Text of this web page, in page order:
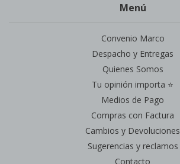
Menú
Convenio Marco
Despacho y Entregas
Quienes Somos
Tu opinión importa ⭐
Medios de Pago
Compras con Factura
Cambios y Devoluciones
Sugerencias y reclamos
Contacto